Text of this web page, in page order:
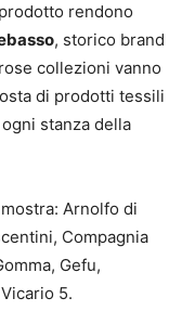
rendono
, storico brand
collezioni vanno
di prodotti tessili
stanza della
Arnolfo di
Compagnia
Gefu,
5.